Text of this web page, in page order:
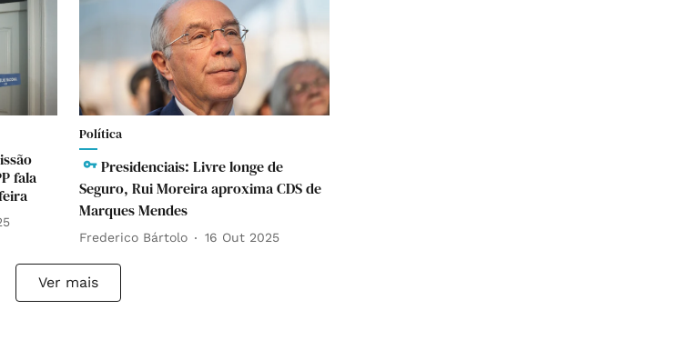
fala
Política
Presidenciais: Livre longe de
Seguro, Rui Moreira aproxima CDS de
Marques Mendes
Frederico Bártolo 16 Out 2025
Ver mais